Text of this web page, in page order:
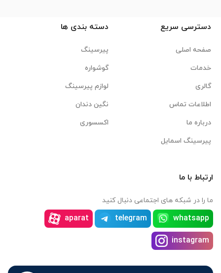
دسترسی سریع
صفحه اصلی
خدمات
گالری
اطلاعات تماس
درباره ما
پیرسینگ اسمایل
دسته بندی ها
پیرسینگ
گوشواره
لوازم پیرسینگ
نگین دندان
اکسسوری
ارتباط با ما
ما را در شبکه های اجتماعی دنبال کنید
whatsapp
telegram
aparat
instagram